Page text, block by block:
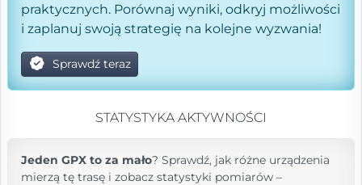
praktycznych. Porównaj wyniki, odkryj możliwości
i zaplanuj swoją strategię na kolejne wyzwania!
Sprawdź teraz
STATYSTYKA AKTYWNOŚCI
Jeden GPX to za mało? Sprawdź, jak różne urządzenia
mierzą tę trasę i zobacz statystyki pomiarów –